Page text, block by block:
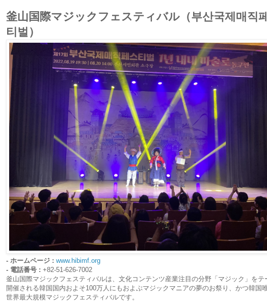
釜山国際マジックフェスティバル（부산국제매직
티벌）
- ホームページ : www.hibimf.org
- 電話番号 : +82-51-626-7002
釜山国際マジックフェスティバルは、文化コンテンツ産業注目の分野「マジック」をテ
開催される韓国国内およそ100万人にもおよぶマジックマニアの夢のお祭り、かつ韓国
世界最大規模マジックフェスティバルです。